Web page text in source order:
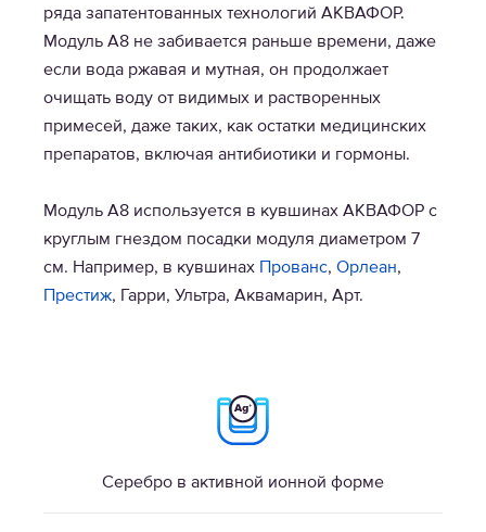
ряда запатентованных технологий АКВАФОР.
Модуль A8 не забивается раньше времени, даже
если вода ржавая и мутная, он продолжает
очищать воду от видимых и растворенных
примесей, даже таких, как остатки медицинских
препаратов, включая антибиотики и гормоны.
Модуль А8 используется в кувшинах АКВАФОР c
круглым гнездом посадки модуля диаметром 7
см. Например, в кувшинах
Прованс, Орлеан,
Престиж, Гарри, Ультра, Аквамарин, Арт.
Серебро в активной ионной форме